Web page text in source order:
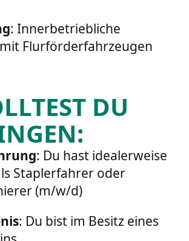
: Innerbetriebliche
Flurförderfahrzeugen
DU
: Du hast idealerweise
Staplerfahrer oder
(m/w/d)
: Du bist im Besitz eines